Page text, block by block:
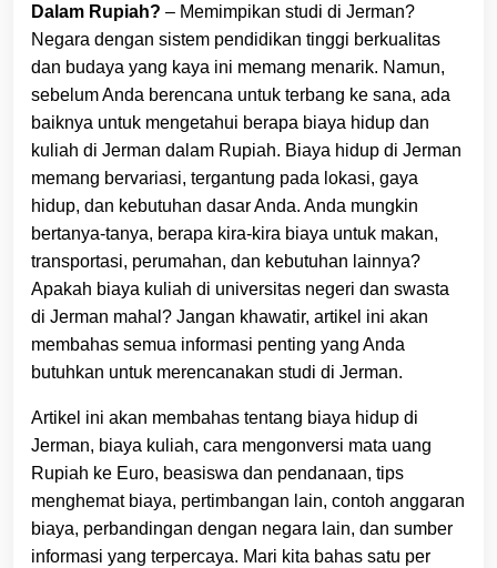
Dalam Rupiah? – Memimpikan studi di Jerman?
Negara dengan sistem pendidikan tinggi berkualitas
dan budaya yang kaya ini memang menarik. Namun,
sebelum Anda berencana untuk terbang ke sana, ada
baiknya untuk mengetahui berapa biaya hidup dan
kuliah di Jerman dalam Rupiah. Biaya hidup di Jerman
memang bervariasi, tergantung pada lokasi, gaya
hidup, dan kebutuhan dasar Anda. Anda mungkin
bertanya-tanya, berapa kira-kira biaya untuk makan,
transportasi, perumahan, dan kebutuhan lainnya?
Apakah biaya kuliah di universitas negeri dan swasta
di Jerman mahal? Jangan khawatir, artikel ini akan
membahas semua informasi penting yang Anda
butuhkan untuk merencanakan studi di Jerman.
Artikel ini akan membahas tentang biaya hidup di
Jerman, biaya kuliah, cara mengonversi mata uang
Rupiah ke Euro, beasiswa dan pendanaan, tips
menghemat biaya, pertimbangan lain, contoh anggaran
biaya, perbandingan dengan negara lain, dan sumber
informasi yang terpercaya. Mari kita bahas satu per